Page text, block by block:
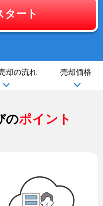
タート
却の流れ 売却価格
のポイント